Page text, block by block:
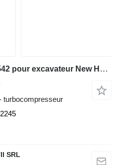
Turbocompresseur 4036542 pour excavateur New Holland E215
turbocompresseur
SRL